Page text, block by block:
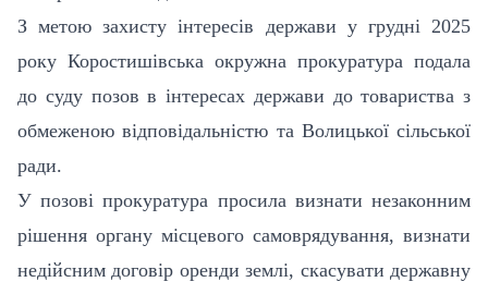
З метою захисту інтересів держави у грудні 2025
року Коростишівська окружна прокуратура подала
до суду позов в інтересах держави до товариства з
обмеженою відповідальністю та Волицької сільської
ради.
У позові прокуратура просила визнати незаконним
рішення органу місцевого самоврядування, визнати
недійсним договір оренди землі, скасувати державну